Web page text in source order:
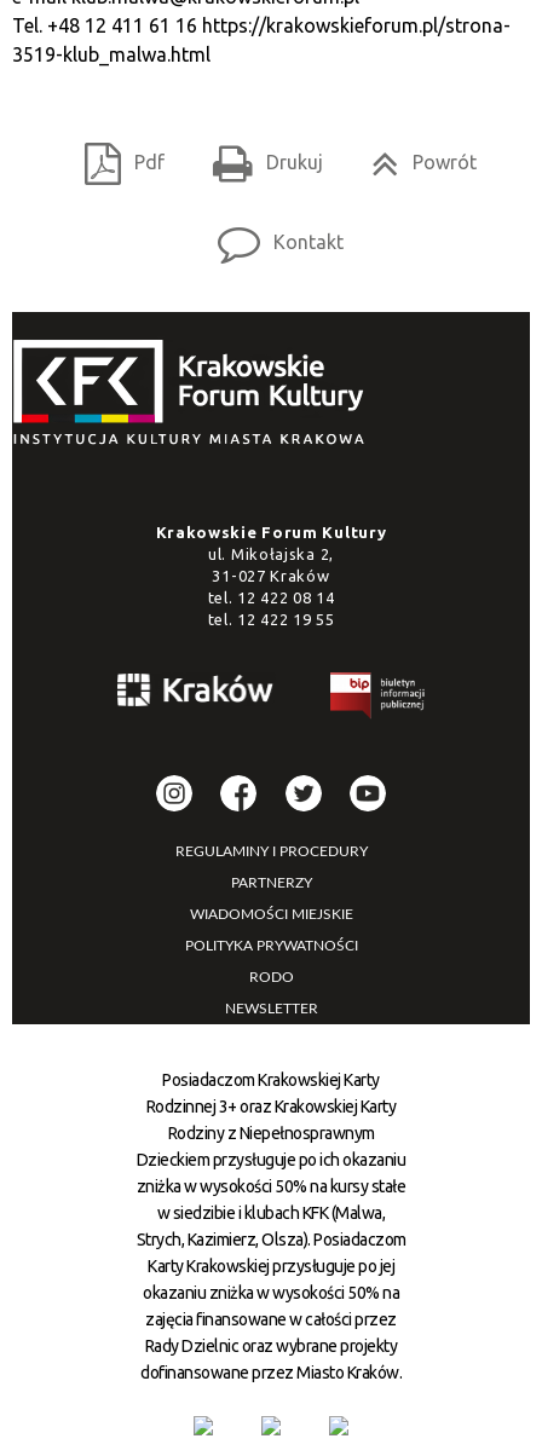
Tel. +48 12 411 61 16 https://krakowskieforum.pl/strona-
3519-klub_malwa.html
Pdf Drukuj Powrót
Kontakt
Krakowskie Forum Kultury
ul. Mikołajska 2,
31-027 Kraków
tel. 12 422 08 14
tel. 12 422 19 55
REGULAMINY I PROCEDURY
PARTNERZY
WIADOMOŚCI MIEJSKIE
POLITYKA PRYWATNOŚCI
RODO
NEWSLETTER
Posiadaczom Krakowskiej Karty
Rodzinnej 3+ oraz Krakowskiej Karty
Rodziny z Niepełnosprawnym
Dzieckiem przysługuje po ich okazaniu
zniżka w wysokości 50% na kursy stałe
w siedzibie i klubach KFK (Malwa,
Strych, Kazimierz, Olsza). Posiadaczom
Karty Krakowskiej przysługuje po jej
okazaniu zniżka w wysokości 50% na
zajęcia finansowane w całości przez
Rady Dzielnic oraz wybrane projekty
dofinansowane przez Miasto Kraków.